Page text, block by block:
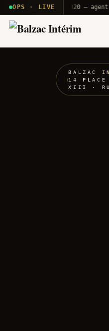
OPS · LIVE
T2E · B71 Push A320 — agent
BALZAC
14 PLACE
XIII ·